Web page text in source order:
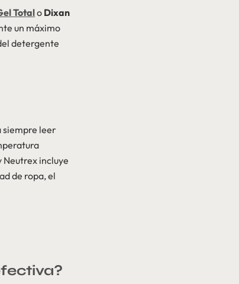
Totalo Dixan
un máximo
detergente
siempre leer
incluye
de ropa, el